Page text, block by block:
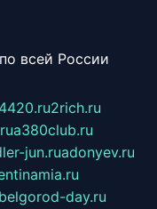
всей России
2rich.ru
a380club.ru
jun.ruadonyev.ru
belgorod-day.ru